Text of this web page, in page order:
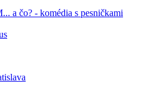
a čo? - komédia s pesničkami